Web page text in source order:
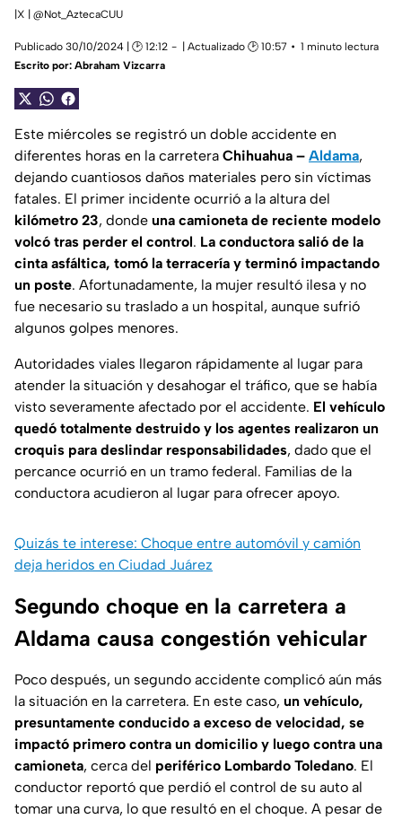
|X | @Not_AztecaCUU
Publicado 30/10/2024 | 🕑 12:12 | Actualizado 🕑 10:57
1 minuto lectura
Escrito por: Abraham Vizcarra
Este miércoles se registró un doble accidente en
diferentes horas en la carretera Chihuahua – Aldama,
dejando cuantiosos daños materiales pero sin víctimas
fatales. El primer incidente ocurrió a la altura del
kilómetro 23, donde una camioneta de reciente modelo
volcó tras perder el control. La conductora salió de la
cinta asfáltica, tomó la terracería y terminó impactando
un poste. Afortunadamente, la mujer resultó ilesa y no
fue necesario su traslado a un hospital, aunque sufrió
algunos golpes menores.
Autoridades viales llegaron rápidamente al lugar para
atender la situación y desahogar el tráfico, que se había
visto severamente afectado por el accidente. El vehículo
quedó totalmente destruido y los agentes realizaron un
croquis para deslindar responsabilidades, dado que el
percance ocurrió en un tramo federal. Familias de la
conductora acudieron al lugar para ofrecer apoyo.
Quizás te interese: Choque entre automóvil y camión
deja heridos en Ciudad Juárez
Segundo choque en la carretera a
Aldama causa congestión vehicular
Poco después, un segundo accidente complicó aún más
la situación en la carretera. En este caso, un vehículo,
presuntamente conducido a exceso de velocidad, se
impactó primero contra un domicilio y luego contra una
camioneta, cerca del periférico Lombardo Toledano. El
conductor reportó que perdió el control de su auto al
tomar una curva, lo que resultó en el choque. A pesar de